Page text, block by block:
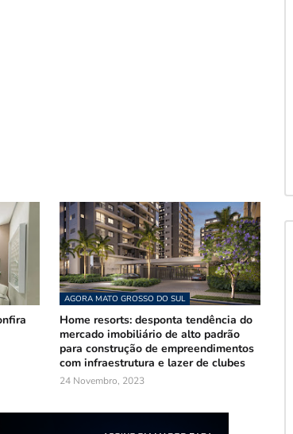
AGORA MATO GROSSO DO SUL
Home resorts: desponta tendência do
mercado imobiliário de alto padrão
para construção de empreendimentos
com infraestrutura e lazer de clubes
24 Novembro, 2023